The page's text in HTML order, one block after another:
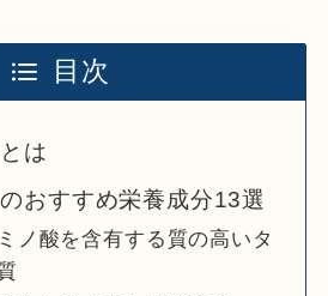
目次
は
おすすめ栄養成分13選
ノ酸を含有する質の高いタ